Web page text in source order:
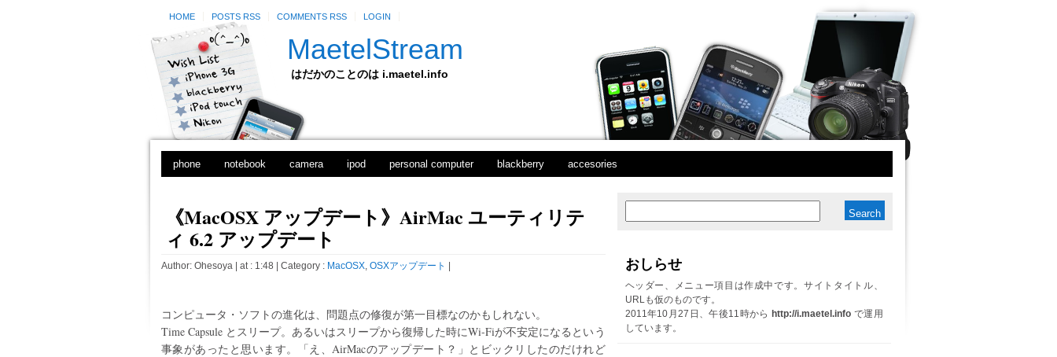
HOME POSTS RSS COMMENTS RSS LOGIN
MaetelStream
はだかのことのは i.maetel.info
phone notebook camera ipod personal computer blackberry accesories
《MacOSX アップデート》AirMac ユーティリテ
ィ 6.2 アップデート
Author: Ohesoya| at : 1:48 | Category : MacOSX, OSXアップデート
コンピュータ・ソフトの進化は、問題点の修復が第一目標なのかもしれない。
Time Capsule とスリープ。あるいはスリープから復帰した時にWi-Fiが不安定になるという
事象があったと思います。「え、AirMacのアップデート？」とビックリしたのだけれど
おしらせ
ヘッダー、メニュー項目は作成中です。サイトタイトル、
URLも仮のものです。
2011年10月27日、午後11時から http://i.maetel.info で運用
しています。